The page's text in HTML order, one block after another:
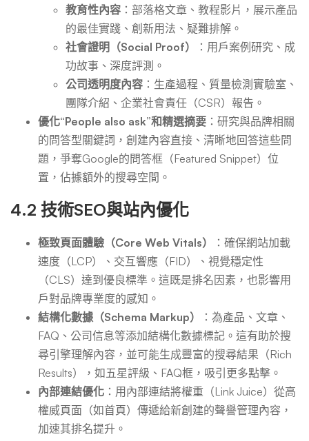
教育性內容 ：部落格文章、教程影片，展示產品
的最佳實踐、創新用法、疑難排解。
社會證明（Social Proof）
：用戶案例研究、成
功故事、深度評測。
公司透明度內容 ：生產過程、質量檢測實驗室、
團隊介紹、企業社會責任（CSR）報告。
優化“People also ask”和精選摘要 ：研究與品牌相關
的問答型關鍵詞，創建內容直接、清晰地回答這些問
題，爭奪Google的問答框（Featured Snippet）位
置，佔據額外的搜尋空間。
4.2 技術SEO與站內優化
極致頁面體驗（Core Web Vitals）
：確保網站加載
速度（LCP）、交互響應（FID）、視覺穩定性
（CLS）達到優良標準。這既是排名因素，也影響用
戶對品牌專業度的感知。
結構化數據（Schema Markup）
：為產品、文章、
FAQ、公司信息等添加結構化數據標記。這有助於搜
尋引擎理解內容，並可能生成豐富的搜尋結果（Rich
Results），如五星評級、FAQ框，吸引更多點擊。
內部連結優化 ：用內部連結將權重（Link Juice）從高
權威頁面（如首頁）傳遞給新創建的聲譽管理內容，
加速其排名提升。